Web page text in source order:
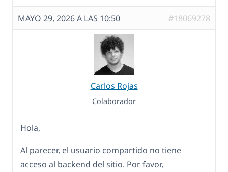
MAYO 29, 2026 A LAS 10:50 #18069278
Carlos Rojas
Colaborador
Hola,
Al parecer, el usuario compartido no tiene
acceso al backend del sitio. Por favor,